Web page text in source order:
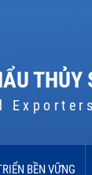
BỀN VỮNG